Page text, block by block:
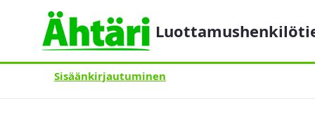
Sisäänkirjautuminen